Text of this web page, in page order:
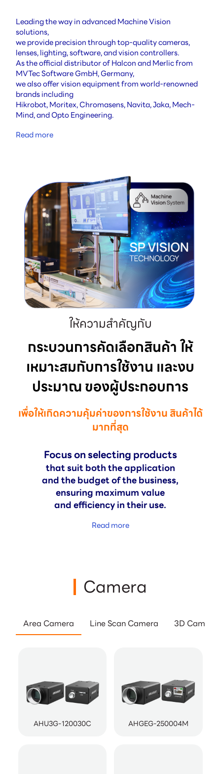
Leading the way in advanced Machine Vision
solutions,
we provide precision through top-quality cameras,
lenses, lighting, software, and vision controllers.
As the official distributor of Halcon and Merlic from
MVTec Software GmbH, Germany,
we also offer vision equipment from world-renowned
brands including
Hikrobot, Moritex, Chromasens, Navita, Jaka, Mech-
Mind, and Opto Engineering.
Read more
ให้ความสำคัญกับ
กระบวนการคัดเลือกสินค้า ให้
เหมาะสมกับการใช้งาน และงบ
ประมาณ ของผู้ประกอบการ
เพื่อให้เกิดความคุ้มค่าของการใช้งาน สินค้าได้
มากที่สุด
Focus on selecting products
that suit both the application
and the budget of the business,
ensuring maximum value
and efficiency in their use.
Read more
Camera
Area Camera Line Scan Camera 3D Camera
AHU3G-120030C AHGEG-250004M